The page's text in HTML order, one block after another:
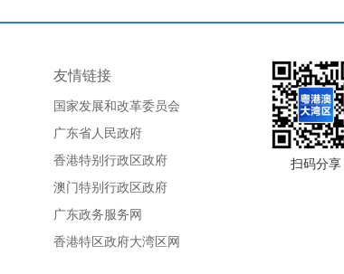
扫码分享
友情链接
国家发展和改革委员会
广东省人民政府
香港特别行政区政府
澳门特别行政区政府
广东政务服务网
香港特区政府大湾区网